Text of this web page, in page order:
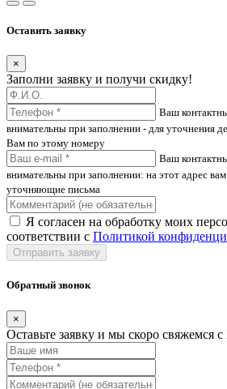
Оставить заявку
×
Заполни заявку и получи скидку!
Ваш
внимательны при заполнении - для уточнения
Вам по этому номеру
Ваш
внимательны при заполнении: на этот адрес
уточняющие письма
Я согласен на обработку моих
соответствии с Политикой
Отправить заявку
Обратный звонок
×
Оставьте заявку и мы скоро свяжемся